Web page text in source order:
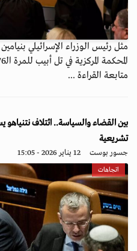
مثل رئيس الوزراء الإسرائيلي
المحكمة المركزية في تل أبيب للمرة الـ76، في إطار جلسات...
متابعة القراءة ...
بين القضاء والسياسة.. ائتلاف
تشريعية
جسور بوست 12 يناير 2026 - 15:05
اتجاهات